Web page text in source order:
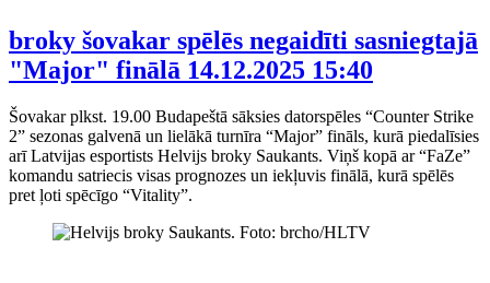
broky šovakar spēlēs negaidīti sasniegtajā
"Major" finālā 14.12.2025 15:40
Šovakar plkst. 19.00 Budapeštā sāksies datorspēles “Counter Strike
2” sezonas galvenā un lielākā turnīra “Major” fināls, kurā piedalīsies
arī Latvijas esportists Helvijs broky Saukants. Viņš kopā ar “FaZe”
komandu satriecis visas prognozes un iekļuvis finālā, kurā spēlēs
pret ļoti spēcīgo “Vitality”.